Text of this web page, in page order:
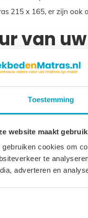
Toestemming
website maakt
gebruiken cookies om
te
adverteren en
215 x 165, er zijn ook
van uw
215 x 165 is
belasting op het
uw
uw Matras 215 x
worden in
dan Matras 215 x
samenstellen? Dat kan